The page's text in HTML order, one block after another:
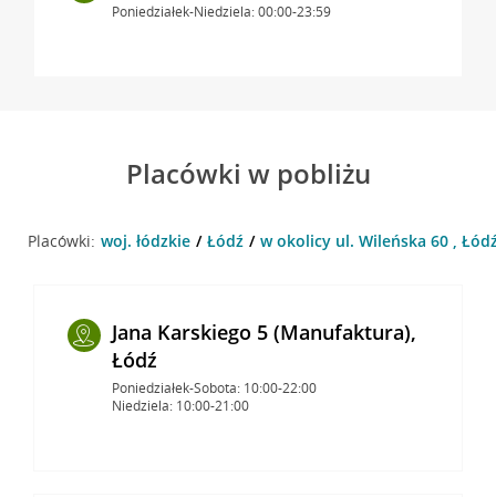
Poniedziałek-Niedziela: 00:00-23:59
Placówki w pobliżu
Placówki: woj. łódzkie Łódź w okolicy ul. Wileńska 60 ,
Jana Karskiego 5 (Manufaktura),
Łódź
Poniedziałek-Sobota: 10:00-22:00
Niedziela: 10:00-21:00